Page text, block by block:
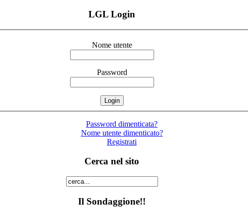
LGL Login
Nome utente
Password
Password dimenticata?
Nome utente dimenticato?
Registrati
Cerca nel sito
Il Sondaggione!!